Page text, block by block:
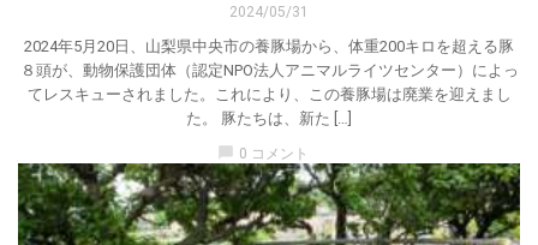
2024/05/31
2024年5月20日、山梨県中央市の養豚場から、体重200キロを超える豚
８頭が、動物保護団体（認定NPO法人アニマルライツセンター）によっ
てレスキューされました。これにより、この養豚場は廃業を迎えまし
た。 豚たちは、新た […]
0 コメント